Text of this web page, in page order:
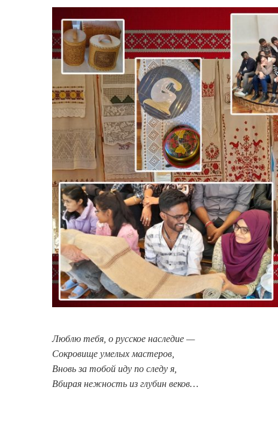
Люблю тебя, о русское наследие —
Сокровище умелых мастеров,
Вновь за тобой иду по следу я,
Вбирая нежность из глубин веков…